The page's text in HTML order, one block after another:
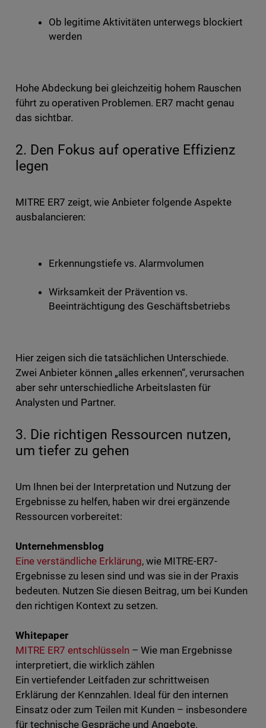
Ob legitime Aktivitäten unterwegs blockiert
werden
Hohe Abdeckung bei gleichzeitig hohem Rauschen
führt zu operativen Problemen. ER7 macht genau
das sichtbar.
2. Den Fokus auf operative Effizienz
legen
MITRE ER7 zeigt, wie Anbieter folgende Aspekte
ausbalancieren:
Erkennungstiefe vs. Alarmvolumen
Wirksamkeit der Prävention vs.
Beeinträchtigung des Geschäftsbetriebs
Hier zeigen sich die tatsächlichen Unterschiede.
Zwei Anbieter können „alles erkennen“, verursachen
aber sehr unterschiedliche Arbeitslasten für
Analysten und Partner.
3. Die richtigen Ressourcen nutzen,
um tiefer zu gehen
Um Ihnen bei der Interpretation und Nutzung der
Ergebnisse zu helfen, haben wir drei ergänzende
Ressourcen vorbereitet:
Unternehmensblog
Eine verständliche Erklärung, wie MITRE-ER7-
Ergebnisse zu lesen sind und was sie in der Praxis
bedeuten. Nutzen Sie diesen Beitrag, um bei Kunden
den richtigen Kontext zu setzen.
Whitepaper
MITRE ER7 entschlüsseln – Wie man Ergebnisse
interpretiert, die wirklich zählen
Ein vertiefender Leitfaden zur schrittweisen
Erklärung der Kennzahlen. Ideal für den internen
Einsatz oder zum Teilen mit Kunden – insbesondere
für technische Gespräche und Angebote.